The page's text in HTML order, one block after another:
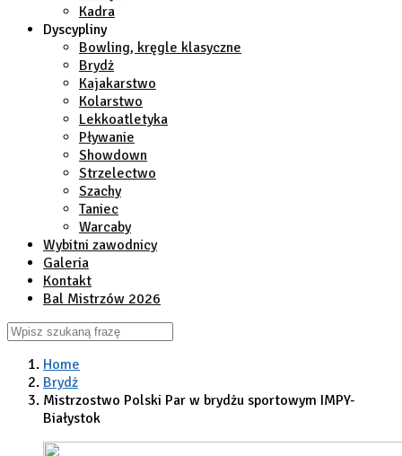
Kadra
Dyscypliny
Bowling, kręgle klasyczne
Brydż
Kajakarstwo
Kolarstwo
Lekkoatletyka
Pływanie
Showdown
Strzelectwo
Szachy
Taniec
Warcaby
Wybitni zawodnicy
Galeria
Kontakt
Bal Mistrzów 2026
Home
Brydż
Mistrzostwo Polski Par w brydżu sportowym IMPY-
Białystok